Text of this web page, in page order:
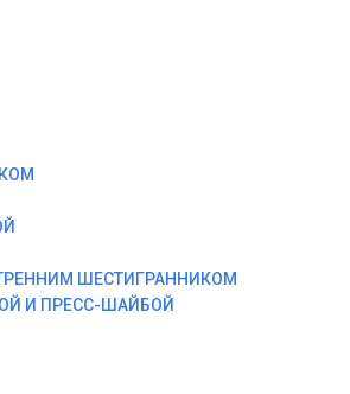
ШЕСТИГРАННИКОМ
И ПРЕСС-ШАЙБОЙ